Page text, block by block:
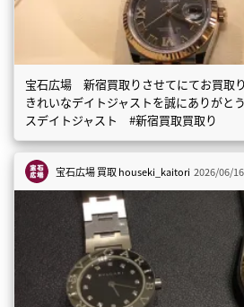
宝石広場 新宿買取りさせてにてお買取
きれいなデイトジャストを誠にありがと
スデイトジャスト #新宿買取買取り
宝石広場 買取houseki_kaitori 2026/06/16